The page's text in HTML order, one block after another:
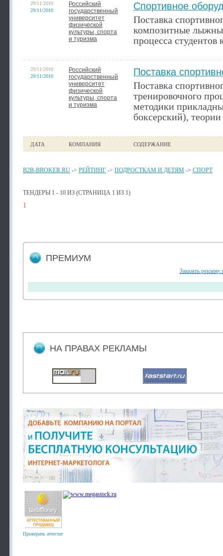
29/11/2010
29/11/2010
Российский
государственный
университет
физической
культуры, спорта
и туризма
Спортивное
Поставка
композитные
процесса
29/11/2010
29/11/2010
Российский
государственный
университет
физической
культуры, спорта
и туризма
Поставка
Поставка
тренировочного
методики
боксерский),
ДАТА КОМПАНИЯ СОДЕРЖАНИЕ
B2B-BROKER.RU -> РЕЙТИНГ -> ПОДРОСТКАМ И ДЕТЯМ -> СПОРТ
ТЕНДЕРЫ 1 - 10 ИЗ (СТРАНИЦА 1 ИЗ 1)
1
ПРЕМИУМ
Заказать рекламу
НА ПРАВАХ РЕКЛАМЫ
Проверить аттестат